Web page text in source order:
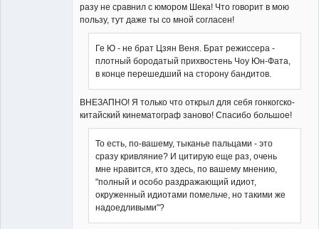
разу не сравнил с юмором Шека! Что говорит в мою
пользу, тут даже ты со мной согласен!
Ге Ю - не брат Цзян Веня. Брат режиссера -
плотный бородатый прихвостень Чоу Юн-Фата,
в конце перешедший на сторону бандитов.
ВНЕЗАПНО! Я только что открыл для себя гонкогско-
китайский кинематограф заново! Спасибо большое!
То есть, по-вашему, тыканье пальцами - это
сразу кривляние? И цитирую еще раз, очень
мне нравится, кто здесь, по вашему мнению,
"полный и особо раздражающий идиот,
окруженный идиотами помельче, но такими же
надоедливыми"?